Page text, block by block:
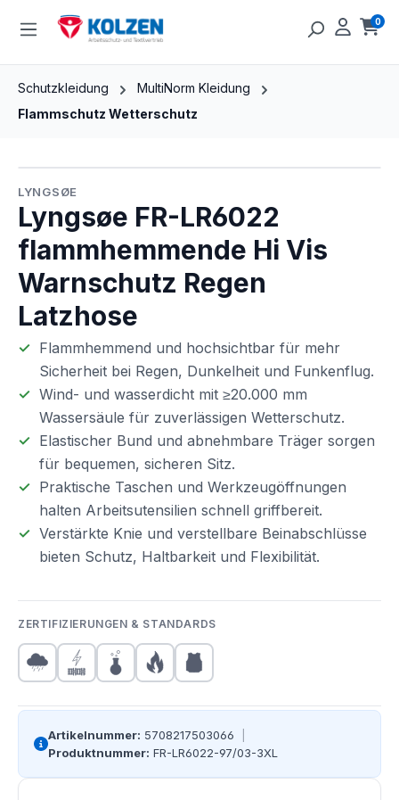
Zum Hauptinhalt springen 0
Schutzkleidung
MultiNorm Kleidung
Flammschutz Wetterschutz
LYNGSØE
Lyngsøe FR-LR6022
flammhemmende Hi Vis
Warnschutz Regen
Latzhose
Flammhemmend und hochsichtbar für mehr
Sicherheit bei Regen, Dunkelheit und Funkenflug.
Wind- und wasserdicht mit ≥20.000 mm
Wassersäule für zuverlässigen Wetterschutz.
Elastischer Bund und abnehmbare Träger sorgen
für bequemen, sicheren Sitz.
Praktische Taschen und Werkzeugöffnungen
halten Arbeitsutensilien schnell griffbereit.
Verstärkte Knie und verstellbare Beinabschlüsse
bieten Schutz, Haltbarkeit und Flexibilität.
ZERTIFIZIERUNGEN & STANDARDS
Artikelnummer: 5708217503066
Produktnummer: FR-LR6022-97/03-3XL